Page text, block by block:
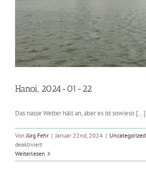
Hanoi, 2024-01-22
Das nasse Wetter hält an, aber es ist sowieso [...]
VonJürg Fehr | Januar 22nd, 2024 | Uncategorized
deaktiviertfür
Hanoi,
2024-
Weiterlesen